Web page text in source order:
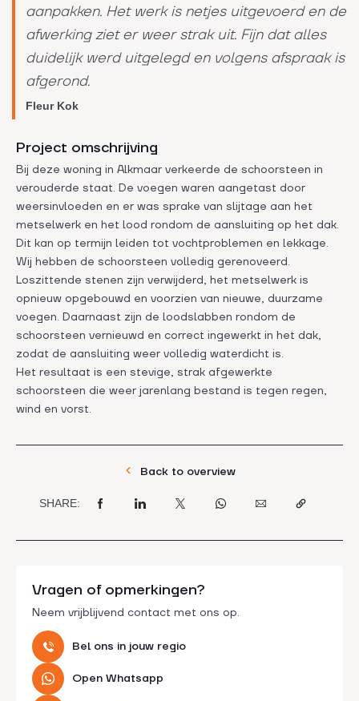
aanpakken. Het werk is netjes uitgevoerd en de
afwerking ziet er weer strak uit. Fijn dat alles
duidelijk werd uitgelegd en volgens afspraak is
afgerond.
Fleur Kok
Project omschrijving
Bij deze woning in Alkmaar verkeerde de schoorsteen in
verouderde staat. De voegen waren aangetast door
weersinvloeden en er was sprake van slijtage aan het
metselwerk en het lood rondom de aansluiting op het dak.
Dit kan op termijn leiden tot vochtproblemen en lekkage.
Wij hebben de schoorsteen volledig gerenoveerd.
Loszittende stenen zijn verwijderd, het metselwerk is
opnieuw opgebouwd en voorzien van nieuwe, duurzame
voegen. Daarnaast zijn de loodslabben rondom de
schoorsteen vernieuwd en correct ingewerkt in het dak,
zodat de aansluiting weer volledig waterdicht is.
Het resultaat is een stevige, strak afgewerkte
schoorsteen die weer jarenlang bestand is tegen regen,
wind en vorst.
Back to overview
SHARE:
Vragen of opmerkingen?
Neem vrijblijvend contact met ons op.
Bel ons in jouw regio
Open Whatsapp